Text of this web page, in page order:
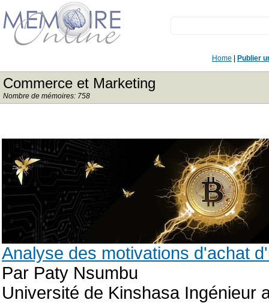
Home Publier
Commerce et Marketing
Nombre de mémoires: 758
Analyse des motivations d'achat
Par Paty Nsumbu
Université de Kinshasa Ingénieur